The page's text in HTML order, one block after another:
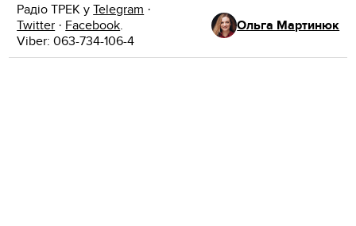
Радіо ТРЕК уTelegram ·
Twitter · Facebook.
Viber: 063-734-106-4
Ольга Мартинюк